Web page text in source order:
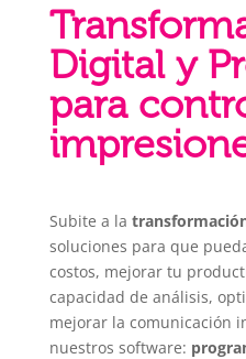
Digital y
para
Subite a la
soluciones para que
costos, mejorar tu
capacidad de análisis,
mejorar la comunicación
nuestros software: